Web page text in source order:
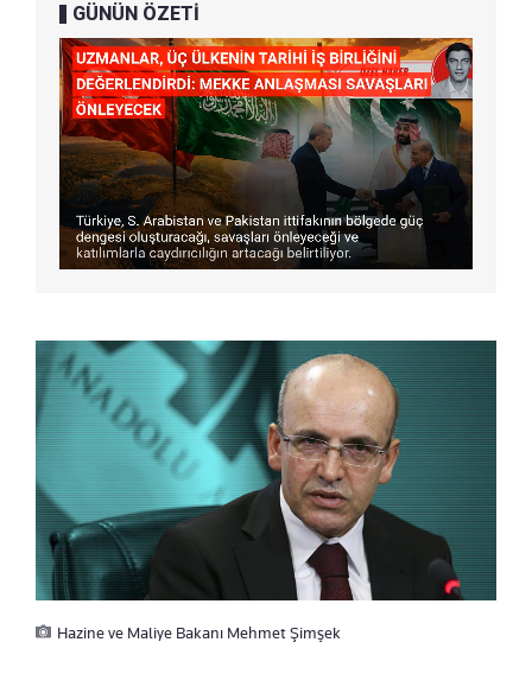
GÜNÜN ÖZETİ
Hazine ve Maliye Bakanı Mehmet Şimşek